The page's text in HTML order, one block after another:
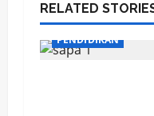
RELATED
PENDIDIKAN